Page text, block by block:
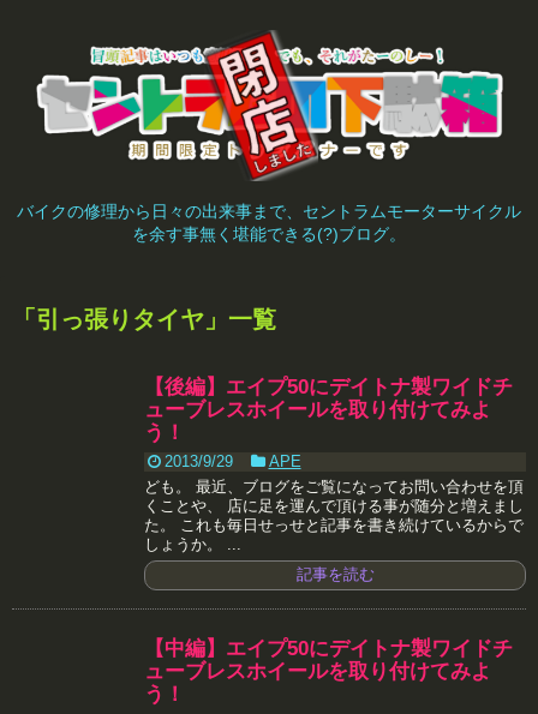
バイクの修理から日々の出来事まで、セントラムモーターサイクル
を余す事無く堪能できる(?)ブログ。
「 引っ張りタイヤ 」 一覧
【後編】エイプ50にデイトナ製ワイドチ
ューブレスホイールを取り付けてみよ
う！
2013/9/29
APE
ども。 最近、ブログをご覧になってお問い合わせを頂
くことや、 店に足を運んで頂ける事が随分と増えまし
た。 これも毎日せっせと記事を書き続けているからで
しょうか。 ...
記事を読む
【中編】エイプ50にデイトナ製ワイドチ
ューブレスホイールを取り付けてみよ
う！